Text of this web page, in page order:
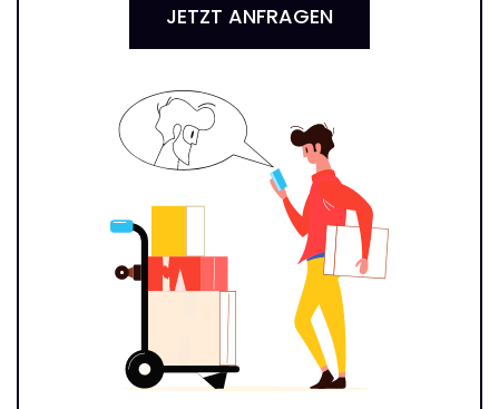
JETZT ANFRAGEN